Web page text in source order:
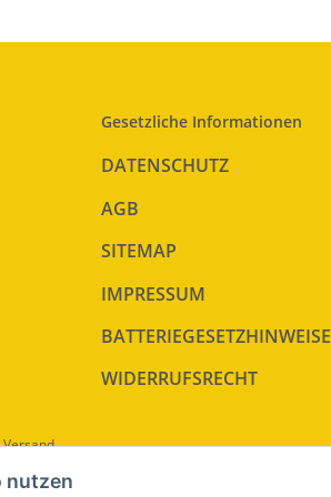
Gesetzliche Informationen
DATENSCHUTZ
AGB
SITEMAP
IMPRESSUM
BATTERIEGESETZHINWEISE
WIDERRUFSRECHT
Versand
nutzen